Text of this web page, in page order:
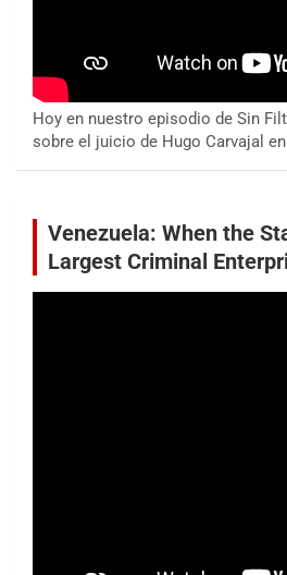
Hoy en nuestro episodio de Sin
sobre el juicio de Hugo Carvajal en
Venezuela: When the
Largest Criminal